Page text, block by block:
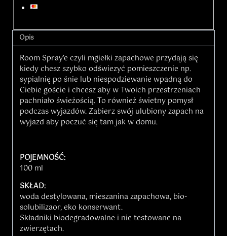
Opis
Room Spray’e czyli mgiełki zapachowe przydają się
kiedy chesz szybko odświezyć pomieszczenie np.
sypialnię po śnie lub niespodziewanie wpadną do
Ciebie goście i chcesz aby w Twoich przestrzeniach
pachniało świeżością. To również świetny pomysł
podczas wyjazdów. Zabierz swój ulubiony zapach na
wyjazd aby poczuć się tam jak w domu.
POJEMNOŚĆ:
100 ml
SKŁAD:
woda destylowana, mieszanina zapachowa, bio-
solubilizaor, eko konserwant.
Składniki biodegradowalne i nie testowane na
zwierzętach.